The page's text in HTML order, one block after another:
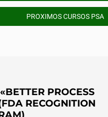
PROXIMOS CURSOS PSA
PROCESS
RECOGNITION